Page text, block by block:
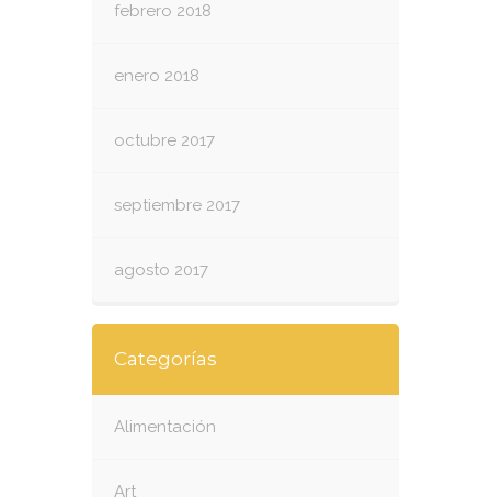
febrero 2018
enero 2018
octubre 2017
septiembre 2017
agosto 2017
Categorías
Alimentación
Art